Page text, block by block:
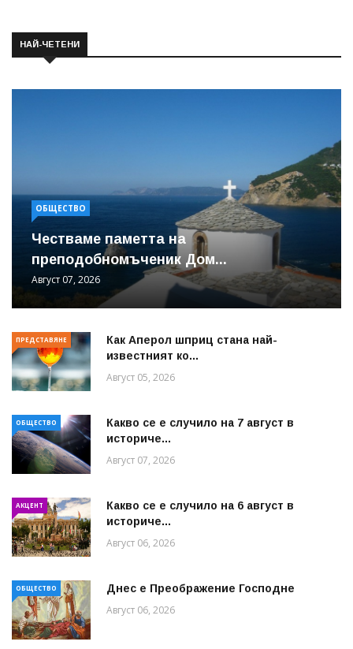
НАЙ-ЧЕТЕНИ
ОБЩЕСТВО
Честваме паметта на
преподобномъченик Дом...
Август 07, 2026
ПРЕДСТАВЯНЕ
Как Аперол шприц стана най-
известният ко...
Август 05, 2026
ОБЩЕСТВО
Какво се е случило на 7 август в
историче...
Август 07, 2026
АКЦЕНТ
Какво се е случило на 6 август в
историче...
Август 06, 2026
ОБЩЕСТВО Днес е Преображение Господне
Август 06, 2026